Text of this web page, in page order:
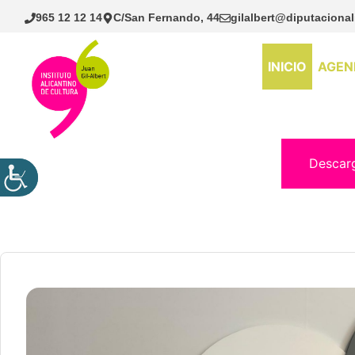
Saltar
965 12 12 14 C/San Fernando, 44
INICIO